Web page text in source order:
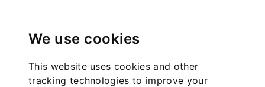
We use cookies
This website uses cookies and other
tracking technologies to improve your